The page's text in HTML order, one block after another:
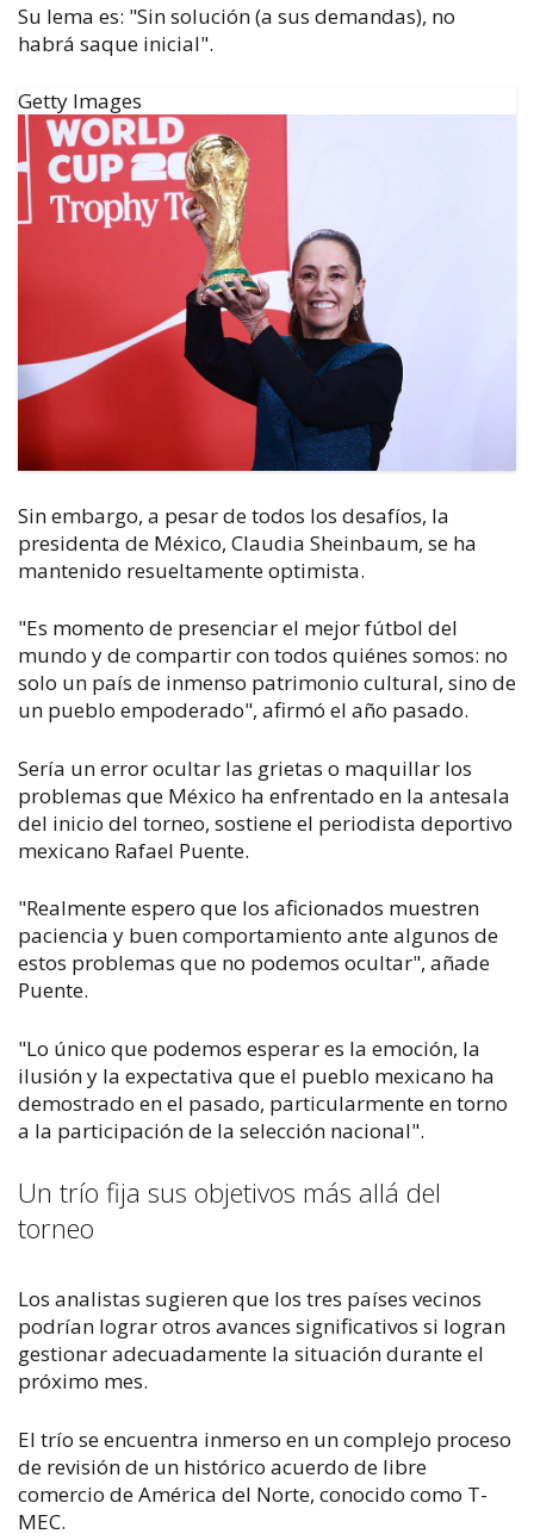
Su lema es: "Sin solución (a sus demandas), no
habrá saque inicial".
Getty Images
Sin embargo, a pesar de todos los desafíos, la
presidenta de México, Claudia Sheinbaum, se ha
mantenido resueltamente optimista.
"Es momento de presenciar el mejor fútbol del
mundo y de compartir con todos quiénes somos: no
solo un país de inmenso patrimonio cultural, sino de
un pueblo empoderado", afirmó el año pasado.
Sería un error ocultar las grietas o maquillar los
problemas que México ha enfrentado en la antesala
del inicio del torneo, sostiene el periodista deportivo
mexicano Rafael Puente.
"Realmente espero que los aficionados muestren
paciencia y buen comportamiento ante algunos de
estos problemas que no podemos ocultar", añade
Puente.
"Lo único que podemos esperar es la emoción, la
ilusión y la expectativa que el pueblo mexicano ha
demostrado en el pasado, particularmente en torno
a la participación de la selección nacional".
Un trío fija sus objetivos más allá del
torneo
Los analistas sugieren que los tres países vecinos
podrían lograr otros avances significativos si logran
gestionar adecuadamente la situación durante el
próximo mes.
El trío se encuentra inmerso en un complejo proceso
de revisión de un histórico acuerdo de libre
comercio de América del Norte, conocido como T-
MEC.